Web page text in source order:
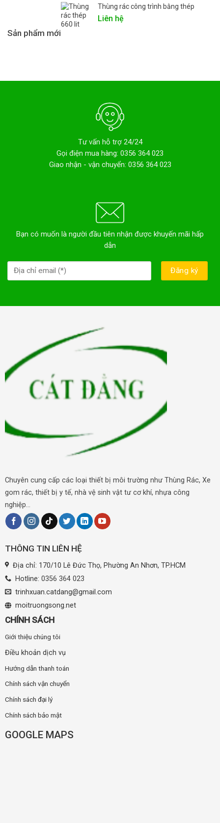
Sản phẩm mới
Thùng rác công trình bằng thép
Liên hệ
Tư vấn hỗ trợ 24/24
Gọi điện mua hàng: 0356 364 023
Giao nhận - vận chuyển: 0356 364 023
Bạn có muốn là người đầu tiên nhận được khuyến mãi hấp
dẫn
Chuyên cung cấp các loại thiết bị môi trường như Thùng Rác, Xe
gom rác, thiết bị y tế, nhà vệ sinh vật tư cơ khí, nhựa công
nghiệp...
THÔNG TIN LIÊN HỆ
Địa chỉ: 170/10 Lê Đức Thọ, Phường An Nhơn, TP.HCM
Hotline: 0356 364 023
trinhxuan.catdang@gmail.com
moitruongsong.net
CHÍNH SÁCH
Giới thiệu chúng tôi
Điều khoản dịch vụ
Hướng dẫn thanh toán
Chính sách vận chuyển
Chính sách đại lý
Chính sách bảo mật
GOOGLE MAPS